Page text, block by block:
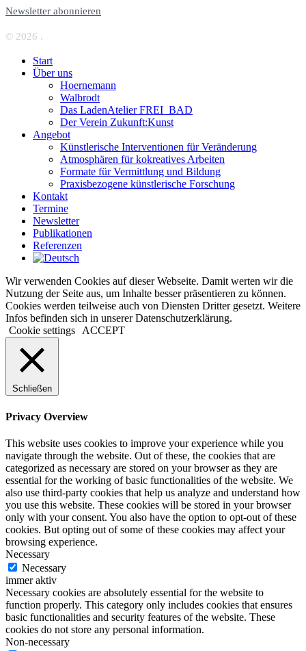
Newsletter abonnieren
© 2026 .
Start
Über uns
Hoernemann
Walbrodt
Das LadenAtelier FREI_BAD
Der Verein Zukunft:Kunst
Angebot
Künstlerische Interventionen für Veränderung
Atmosphären für kokreatives Arbeiten
Formate für Vermittlung und Bildung
Praxisbezogene künstlerische Forschung
Kontakt
Termine
Newsletter
Publikationen
Referenzen
Wir verwenden Cookies auf dieser Webseite. Damit werten wir die
Nutzung der Seite aus, um Inhalte besser präsentieren zu können.
Cookies werden teilweise auch von Diensten Dritter gesetzt. Weitere
Infos befinden sich in unserer Datenschutzerklärung.
Cookie settings
ACCEPT
Schließen
Privacy Overview
This website uses cookies to improve your experience while you
navigate through the website. Out of these, the cookies that are
categorized as necessary are stored on your browser as they are
essential for the working of basic functionalities of the website. We
also use third-party cookies that help us analyze and understand how
you use this website. These cookies will be stored in your browser
only with your consent. You also have the option to opt-out of these
cookies. But opting out of some of these cookies may affect your
browsing experience.
Necessary
Necessary
immer aktiv
Necessary cookies are absolutely essential for the website to
function properly. This category only includes cookies that ensures
basic functionalities and security features of the website. These
cookies do not store any personal information.
Non-necessary